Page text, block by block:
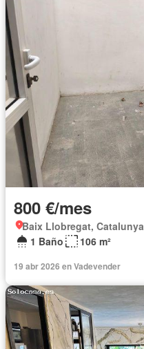
800 €/mes
Baix Llobregat, Catalunya
1 Baño
106 m²
19 abr 2026 en Vadevender